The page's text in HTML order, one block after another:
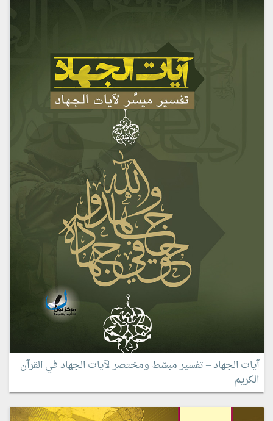
آيات الجهاد – تفسير مبسّط ومختصر لآيات الجهاد في القرآن
الكريم